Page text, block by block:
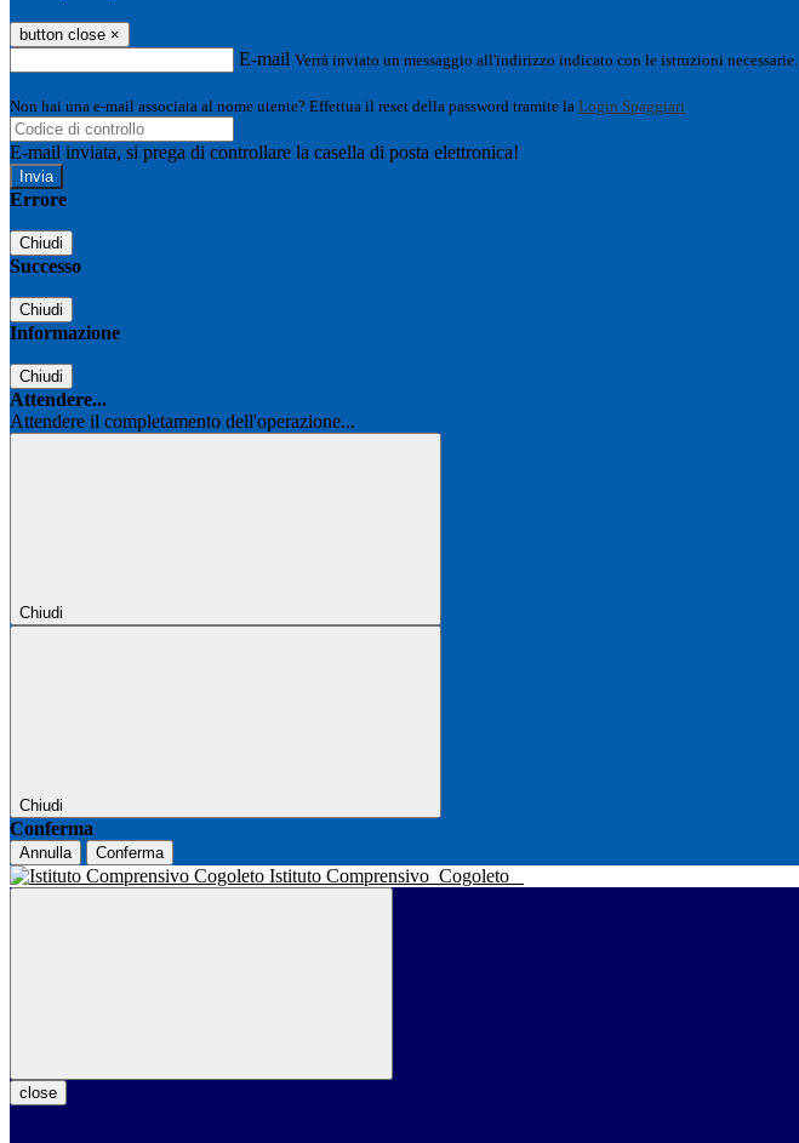
button close ×
E-mail Verrà inviato un messaggio all'indirizzo indicato con le istruzioni necessarie.
Non hai una e-mail associata al nome utente? Effettua il reset della password tramite la Login Spaggiari
E-mail inviata, si prega di controllare la casella di posta elettronica!
Errore
Chiudi
Successo
Chiudi
Informazione
Chiudi
Attendere...
Attendere il completamento dell'operazione...
Chiudi
Chiudi
Conferma
Annulla Conferma
Istituto Comprensivo Cogoleto
close